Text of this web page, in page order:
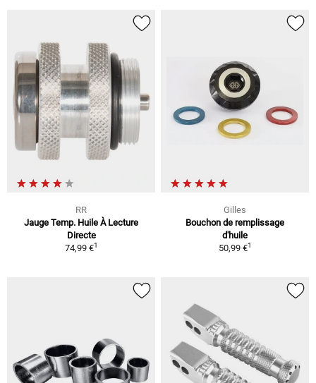
RR
Jauge Temp. Huile À Lecture
Directe
74,99 €1
Gilles
Bouchon de remplissage
d'huile
50,99 €1